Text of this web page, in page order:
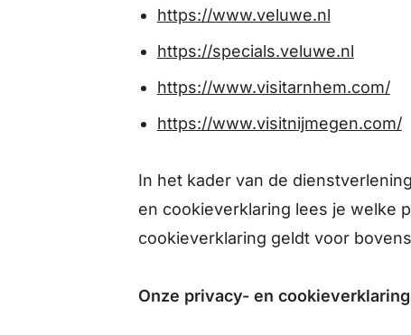
https://www.veluwe.nl
https://specials.veluwe.nl
https://www.visitarnhem.com/
https://www.visitnijmegen.com/
In het kader van de
en cookieverklaring lees je welke
cookieverklaring geldt voor
Onze privacy- en